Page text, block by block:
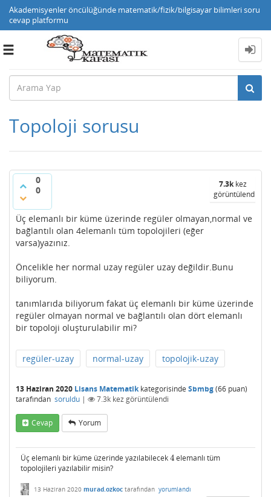
Akademisyenler öncülüğünde matematik/fizik/bilgisayar bilimleri soru
cevap platformu
Toggle
Topoloji sorusu
0
0
7.3kkez
görüntülendi
Üç elemanlı bir küme üzerinde regüler olmayan,normal ve
bağlantılı olan 4elemanlı tüm topolojileri (eğer
varsa)yazınız.
Öncelikle her normal uzay regüler uzay değildir.Bunu
biliyorum.
tanımlarıda biliyorum fakat üç elemanlı bir küme üzerinde
regüler olmayan normal ve bağlantılı olan dört elemanlı
bir topoloji oluşturulabilir mi?
regüler-uzay normal-uzay topolojik-uzay
13 Haziran 2020 Lisans Matematikkategorisinde Sbmbg(66 puan)
tarafından soruldu | 7.3k kez görüntülendi
Cevap Yorum
Üç elemanlı bir küme üzerinde yazılabilecek4
4elemanlı tüm
topolojileri yazılabilir misin?
13 Haziran 2020 murad.ozkoc tarafından yorumlandı